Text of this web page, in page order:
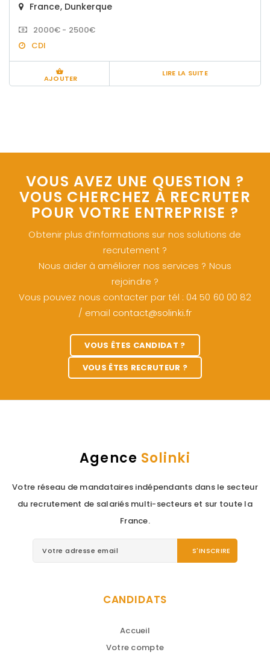
France, Dunkerque
2000€ - 2500€
CDI
AJOUTER
LIRE LA SUITE
VOUS AVEZ UNE QUESTION ?
VOUS CHERCHEZ À RECRUTER
POUR VOTRE ENTREPRISE ?
Obtenir plus d’informations sur nos solutions de
recrutement ?
Nous aider à améliorer nos services ? Nous
rejoindre ?
Vous pouvez nous contacter par tél : 04 50 60 00 82
/ email contact@solinki.fr
VOUS ÊTES CANDIDAT ?
VOUS ÊTES RECRUTEUR ?
Agence Solinki
Votre réseau de mandataires indépendants dans le secteur
du recrutement de salariés multi-secteurs et sur toute la
France.
CANDIDATS
Accueil
Votre compte